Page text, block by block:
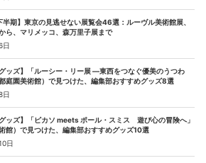
半期】東京の見逃せない展覧会46選：ルーヴル美術館展、
ら、マリメッコ、森万里子展まで
日
グッズ】「ルーシー・リー展 ―東西をつなぐ優美のうつわ
庭園美術館）で見つけた、編集部おすすめグッズ8選
日
グッズ】「ピカソ meets ポール・スミス 遊び心の冒険へ」
術館）で見つけた、編集部おすすめグッズ10選
日